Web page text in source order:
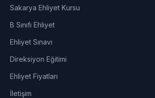
Sakarya Ehliyet Kursu
B Sınıfı Ehliyet
Ehliyet Sınavı
Direksiyon Eğitimi
Ehliyet Fiyatları
İletişim